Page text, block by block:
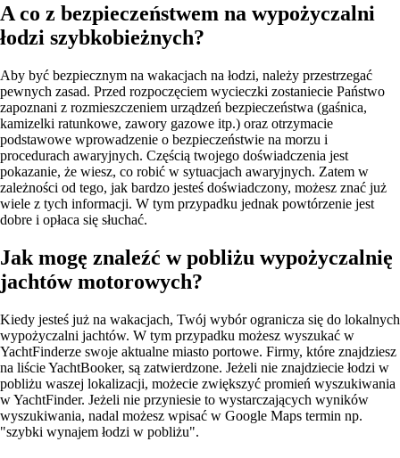
A co z bezpieczeństwem na wypożyczalni
łodzi szybkobieżnych?
Aby być bezpiecznym na wakacjach na łodzi, należy przestrzegać
pewnych zasad. Przed rozpoczęciem wycieczki zostaniecie Państwo
zapoznani z rozmieszczeniem urządzeń bezpieczeństwa (gaśnica,
kamizelki ratunkowe, zawory gazowe itp.) oraz otrzymacie
podstawowe wprowadzenie o bezpieczeństwie na morzu i
procedurach awaryjnych. Częścią twojego doświadczenia jest
pokazanie, że wiesz, co robić w sytuacjach awaryjnych. Zatem w
zależności od tego, jak bardzo jesteś doświadczony, możesz znać już
wiele z tych informacji. W tym przypadku jednak powtórzenie jest
dobre i opłaca się słuchać.
Jak mogę znaleźć w pobliżu wypożyczalnię
jachtów motorowych?
Kiedy jesteś już na wakacjach, Twój wybór ogranicza się do lokalnych
wypożyczalni jachtów. W tym przypadku możesz wyszukać w
YachtFinderze swoje aktualne miasto portowe. Firmy, które znajdziesz
na liście YachtBooker, są zatwierdzone. Jeżeli nie znajdziecie łodzi w
pobliżu waszej lokalizacji, możecie zwiększyć promień wyszukiwania
w YachtFinder. Jeżeli nie przyniesie to wystarczających wyników
wyszukiwania, nadal możesz wpisać w Google Maps termin np.
"szybki wynajem łodzi w pobliżu".